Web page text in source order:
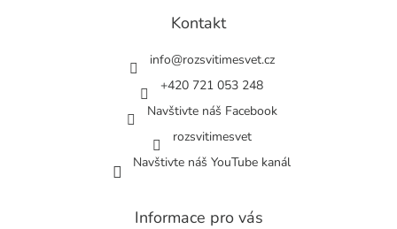
Kontakt
info@rozsvitimesvet.cz
+420 721 053 248
Navštivte náš Facebook
rozsvitimesvet
Navštivte náš YouTube kanál
Informace pro vás